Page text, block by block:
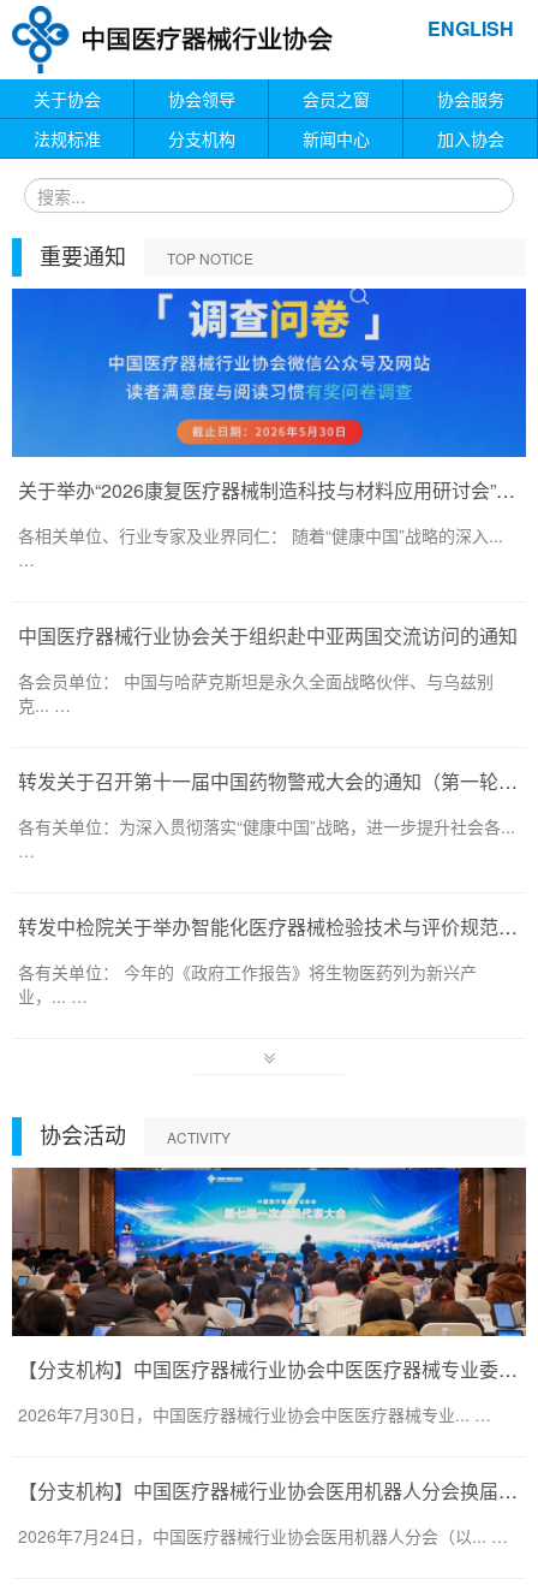
ENGLISH
关于协会 协会领导 会员之窗
协会服务
法规标准
分支机构 新闻中心 加入协会
重要通知 TOP NOTICE
关于举办“2026康复医疗器械制造科技与材料应用研讨会”的通知
各相关单位、行业专家及业界同仁： 随着“健康中国”战略的深入...
…
中国医疗器械行业协会关于组织赴中亚两国交流访问的通知
各会员单位： 中国与哈萨克斯坦是永久全面战略伙伴、与乌兹别
克... …
转发关于召开第十一届中国药物警戒大会的通知（第一轮）——药品和医疗器械领域
各有关单位：为深入贯彻落实“健康中国”战略，进一步提升社会各...
…
转发中检院关于举办智能化医疗器械检验技术与评价规范培训班的通知
各有关单位： 今年的《政府工作报告》将生物医药列为新兴产
业，... …
协会活动 ACTIVITY
【分支机构】中国医疗器械行业协会中医医疗器械专业委员会换届会议暨第二届一次委员大会圆满召开
2026年7月30日，中国医疗器械行业协会中医医疗器械专业... …
【分支机构】中国医疗器械行业协会医用机器人分会换届会议暨医用机器人创新大会顺利召开
2026年7月24日，中国医疗器械行业协会医用机器人分会（以... …